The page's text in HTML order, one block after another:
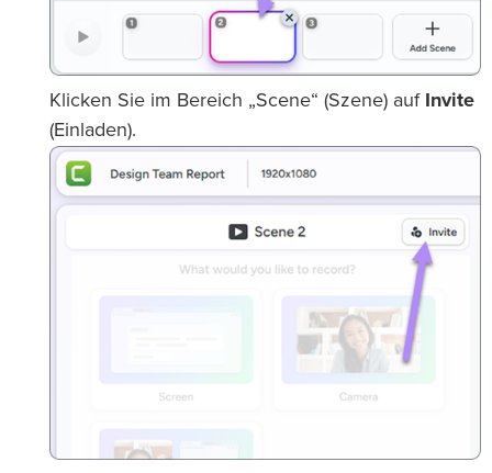
Klicken Sie im Bereich „Scene“ (Szene) auf Invite
(Einladen).